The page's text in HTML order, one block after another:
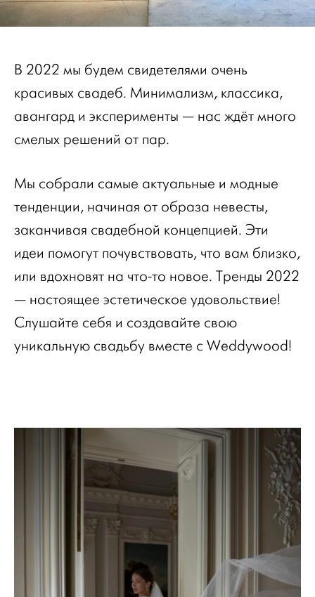
В 2022 мы будем свидетелями очень
красивых свадеб. Минимализм, классика,
авангард и эксперименты — нас ждёт много
смелых решений от пар.
Мы собрали самые актуальные и модные
тенденции, начиная от образа невесты,
заканчивая свадебной концепцией. Эти
идеи помогут почувствовать, что вам близко,
или вдохновят на что-то новое. Тренды 2022
— настоящее эстетическое удовольствие!
Слушайте себя и создавайте свою
уникальную свадьбу вместе с Weddywood!